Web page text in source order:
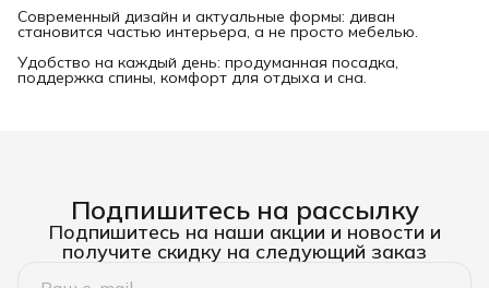
Современный дизайн и актуальные формы: диван
становится частью интерьера, а не просто мебелью.
Удобство на каждый день: продуманная посадка,
поддержка спины, комфорт для отдыха и сна.
Подпишитесь на рассылку
Подпишитесь на наши акции и новости и
получите скидку на следующий заказ